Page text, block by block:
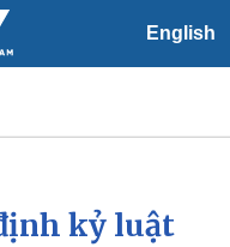
English
hội
kỷ luật